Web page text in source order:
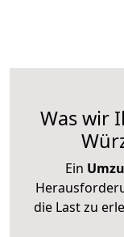
Was wir
Ein
die Last zu